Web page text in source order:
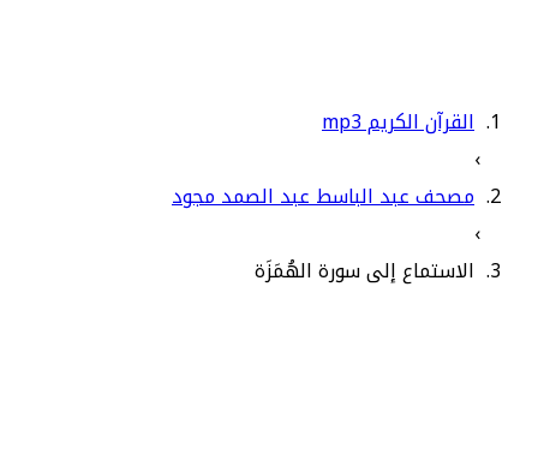
القرآن الكريم mp3
›
مصحف عبد الباسط عبد الصمد مجود
›
الاستماع إلى سورة الهُمَزَة